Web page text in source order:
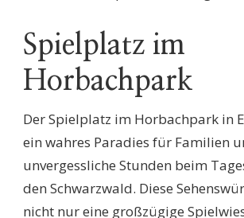
Spielplatz im
Horbachpark
Der Spielplatz im Horbachpark in
ein wahres Paradies für Familien
unvergessliche Stunden beim
den Schwarzwald. Diese
nicht nur eine großzügige